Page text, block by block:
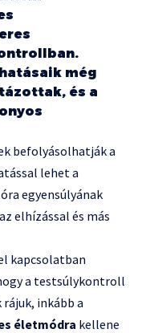
még
és a
befolyásolhatják a
lehet a
egyensúlyának
elhízással és más
kapcsolatban
a testsúlykontroll
inkább a
életmódra kellene